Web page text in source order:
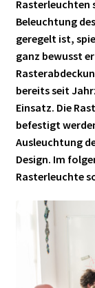
Rasterleuchten
Beleuchtung
geregelt ist,
ganz bewusst
bereits seit
Einsatz. Die
befestigt
Ausleuchtung
Design. Im
Rasterleuchte